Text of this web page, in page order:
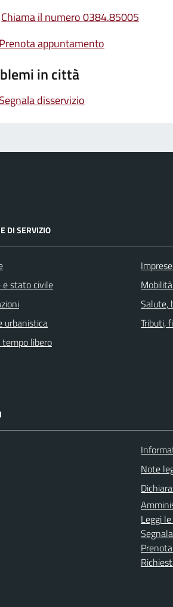
Chiama il numero 0384.85005
Prenota appuntamento
in città
Segnala disservizio
DI SERVIZIO
e stato civile
urbanistica
libero
Salute,
Tributi,
Note
Leggi